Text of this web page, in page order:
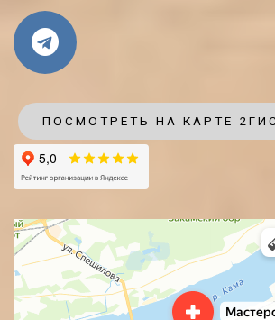
ПОСМОТРЕТЬ НА КАРТЕ 2ГИС